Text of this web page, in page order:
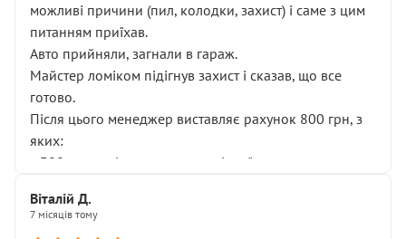
можливі причини (пил, колодки, захист) і саме з цим
питанням приїхав.
Авто прийняли, загнали в гараж.
Майстер ломіком підігнув захист і сказав, що все
готово.
Після цього менеджер виставляє рахунок 800 грн, з
яких:
• 300 грн — діагностика гальмівної системи
НЕ погоджував
Віталій Д.
7 місяців тому